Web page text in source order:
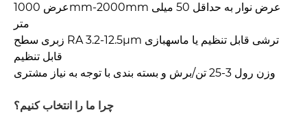
عرض 1000mm-2000mm عرض نوار به حداقل 50 میلی
متر
زبری سطح RA 3.2-12.5μm ترشی قابل تنظیم یا ماسهبازی
قابل تنظیم
وزن رول 3-25 تن/برش و بسته بندی با توجه به نیاز مشتری
چرا ما را انتخاب کنیم؟